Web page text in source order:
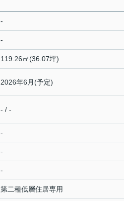
-
-
119.26㎡(36.07坪)
2026年6月(予定)
- / -
-
-
-
第二種低層住居専用